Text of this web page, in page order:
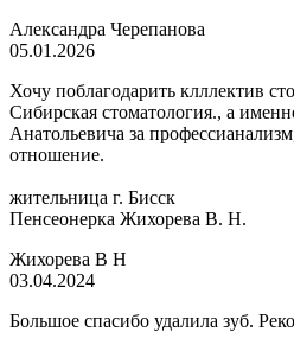
Александра Черепанова
05.01.2026
Хочу поблагодарить клллектив
Сибирская стоматология., а
Анатольевича за
отношение.
жительница г. Бисск
Пенсеонерка Жихорева В. Н.
Жихорева В Н
03.04.2024
Большое спасибо удалила зуб.